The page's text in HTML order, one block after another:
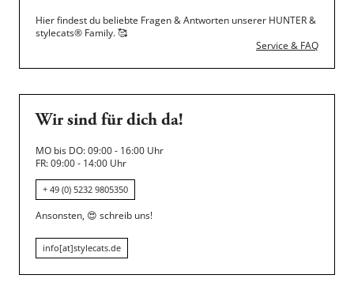
Hier findest du beliebte Fragen & Antworten unserer HUNTER &
stylecats® Family.🥰
Service & FAQ
Wir sind für dich da!
MO bis DO: 09:00 - 16:00 Uhr
FR: 09:00 - 14:00 Uhr
+ 49 (0) 5232 9805350
Ansonsten, 😍 schreib uns!
info[at]stylecats.de